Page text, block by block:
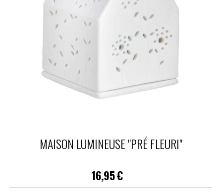
MAISON LUMINEUSE "PRÉ FLEURI"
16,95€